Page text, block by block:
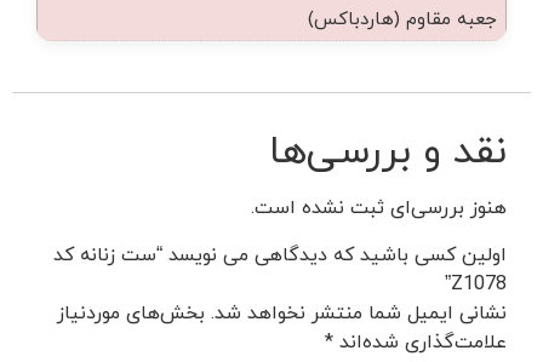
جعبه مقاوم (هاردباکس)
نقد و بررسی‌ها
هنوز بررسی‌ای ثبت نشده است.
اولین کسی باشید که دیدگاهی می نویسد “ست زنانه کد
Z1078”
نشانی ایمیل شما منتشر نخواهد شد. بخش‌های موردنیاز
علامت‌گذاری شده‌اند*